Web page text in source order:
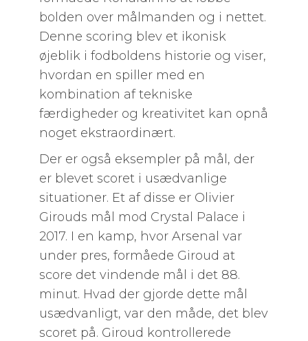
bolden over målmanden og i nettet.
Denne scoring blev et ikonisk
øjeblik i fodboldens historie og viser,
hvordan en spiller med en
kombination af tekniske
færdigheder og kreativitet kan opnå
noget ekstraordinært.
Der er også eksempler på mål, der
er blevet scoret i usædvanlige
situationer. Et af disse er Olivier
Girouds mål mod Crystal Palace i
2017. I en kamp, hvor Arsenal var
under pres, formåede Giroud at
score det vindende mål i det 88.
minut. Hvad der gjorde dette mål
usædvanligt, var den måde, det blev
scoret på. Giroud kontrollerede